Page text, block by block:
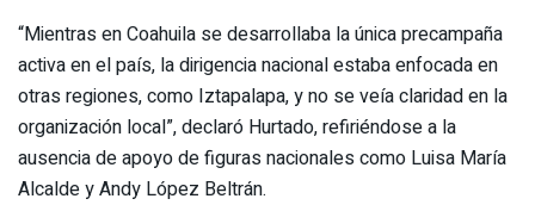
“Mientras en Coahuila se desarrollaba la única precampaña
activa en el país, la dirigencia nacional estaba enfocada en
otras regiones, como Iztapalapa, y no se veía claridad en la
organización local”, declaró Hurtado, refiriéndose a la
ausencia de apoyo de figuras nacionales como Luisa María
Alcalde y Andy López Beltrán.